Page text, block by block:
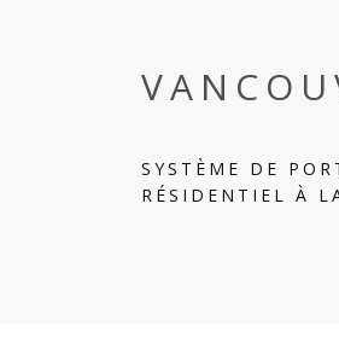
SYSTÈME DE
RÉSIDENTIEL À